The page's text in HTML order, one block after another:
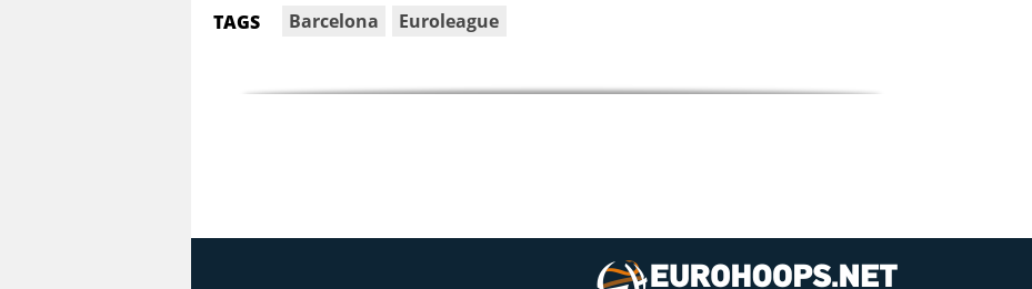
TAGS Barcelona Euroleague